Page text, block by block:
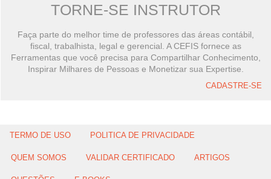
TORNE-SE INSTRUTOR
Faça parte do melhor time de professores das áreas contábil,
fiscal, trabalhista, legal e gerencial. A CEFIS fornece as
Ferramentas que você precisa para Compartilhar Conhecimento,
Inspirar Milhares de Pessoas e Monetizar sua Expertise.
CADASTRE-SE
TERMO DE USO POLITICA DE PRIVACIDADE
QUEM SOMOS VALIDAR CERTIFICADO ARTIGOS